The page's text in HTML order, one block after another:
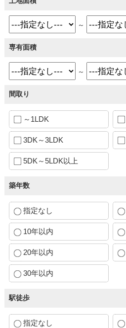
～
専有面積
～
間取り
～1LDK
3DK～3LDK
5DK～5LDK以上
築年数
指定なし
10年以内
20年以内
30年以内
駅徒歩
指定なし